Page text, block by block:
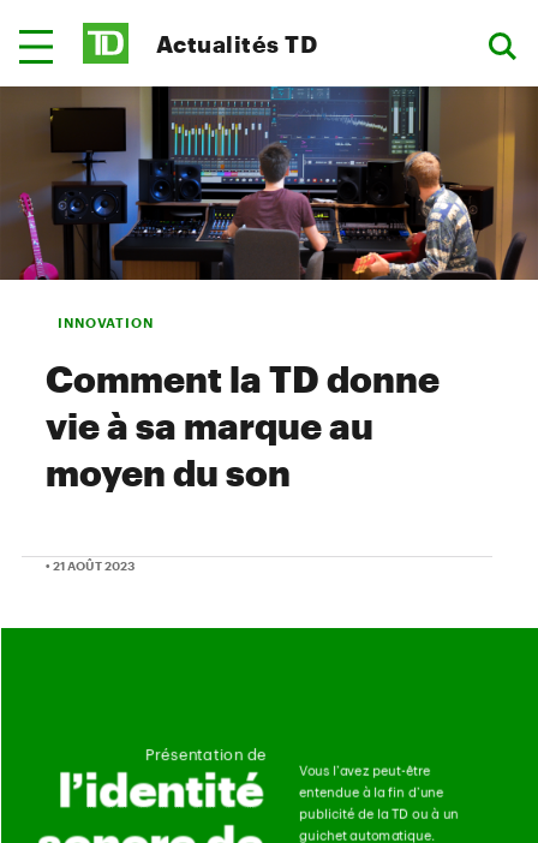
Actualités TD
INNOVATION
Comment la TD donne
vie à sa marque au
moyen du son
• 21 AOÛT 2023